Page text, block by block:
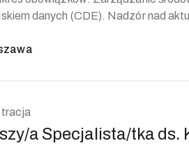
danych (CDE). Nadzór nad
a Specjalista/tka ds.